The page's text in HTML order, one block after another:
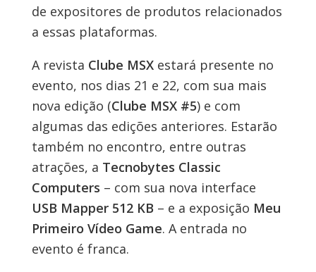
de expositores de produtos relacionados
a essas plataformas.
A revista Clube MSXestará presente no
evento, nos dias 21 e 22, com sua mais
nova edição (Clube MSX #5) e com
algumas das edições anteriores. Estarão
também no encontro, entre outras
atrações, a Tecnobytes Classic
Computers – com sua nova interface
USB Mapper 512 KB – e a exposição Meu
Primeiro Vídeo Game. A entrada no
evento é franca.